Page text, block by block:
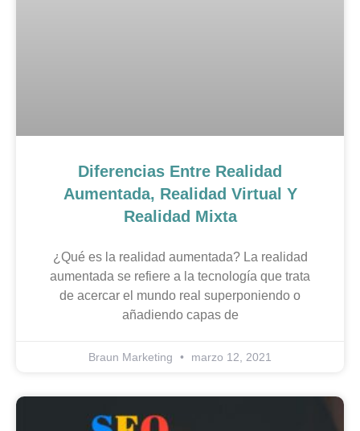
Diferencias Entre Realidad
Aumentada, Realidad Virtual Y
Realidad Mixta
¿Qué es la realidad aumentada? La realidad
aumentada se refiere a la tecnología que trata
de acercar el mundo real superponiendo o
añadiendo capas de
Braun Marketing marzo 12, 2021